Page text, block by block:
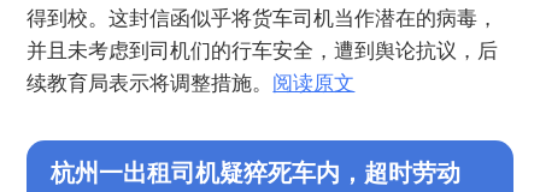
得到校。这封信函似乎将货车司机当作潜在的病毒，
并且未考虑到司机们的行车安全，遭到舆论抗议，后
续教育局表示将调整措施。 阅读原文
杭州一出租司机疑猝死车内，超时劳动